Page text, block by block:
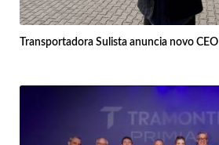
Transportadora Sulista anuncia novo CEO